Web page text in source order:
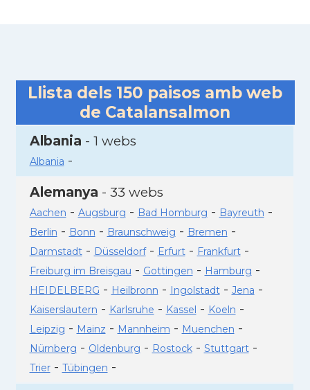
Llista dels 150 paisos amb web
de Catalansalmon
Albania - 1 webs
Albania -
Alemanya - 33 webs
Aachen - Augsburg - Bad Homburg - Bayreuth -
Berlin - Bonn - Braunschweig - Bremen -
Darmstadt- Düsseldorf- Erfurt- Frankfurt-
Freiburg im Breisgau - Gottingen - Hamburg -
HEIDELBERG - Heilbronn - Ingolstadt- Jena -
Kaiserslautern - Karlsruhe - Kassel - Koeln -
Leipzig - Mainz - Mannheim - Muenchen -
Nürnberg - Oldenburg - Rostock- Stuttgart-
Trier- Tübingen -